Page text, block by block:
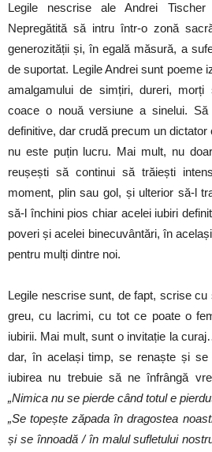
Legile nescrise ale Andrei Tischer
Nepregătită să intru într-o zonă
generozității și, în egală măsură, a
de suportat. Legile Andrei sunt poeme
amalgamului de simțiri, dureri,
coace o nouă versiune a sinelui. Să
definitive, dar crudă precum un
nu este puțin lucru. Mai mult, nu
reușești să continui să trăiești
moment, plin sau gol, și ulterior să-l
să-l închini pios chiar acelei iubiri
poveri și acelei binecuvântări, în
pentru mulți dintre noi.
Legile nescrise sunt, de fapt, scrise
greu, cu lacrimi, cu tot ce poate o
iubirii. Mai mult, sunt o invitație la
dar, în același timp, se renaște și se
iubirea nu trebuie să ne înfrângă
„Nimica nu se pierde când totul e
„Se topește zăpada în dragostea
și se înnoadă / în malul sufletului